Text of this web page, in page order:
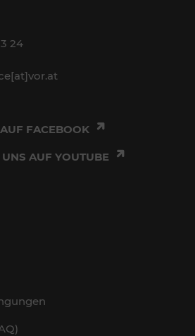
24
FACEBOOK
AUF YOUTUBE